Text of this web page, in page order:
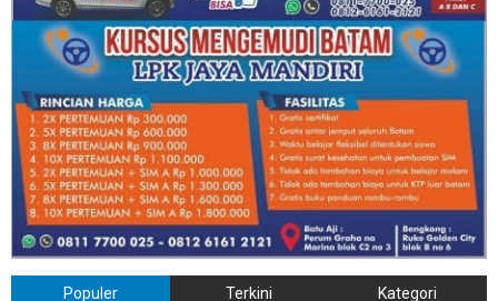
Populer Terkini Kategori